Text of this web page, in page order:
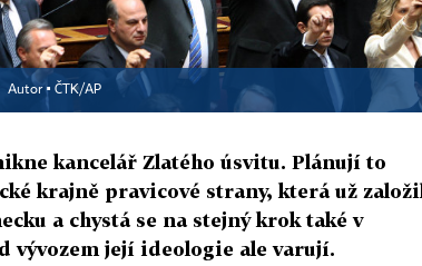
Autor ▪ ČTK/AP
kancelář Zlatého úsvitu. Plánují to
krajně pravicové strany, která už
a chystá se na stejný krok také v
její ideologie ale varují.